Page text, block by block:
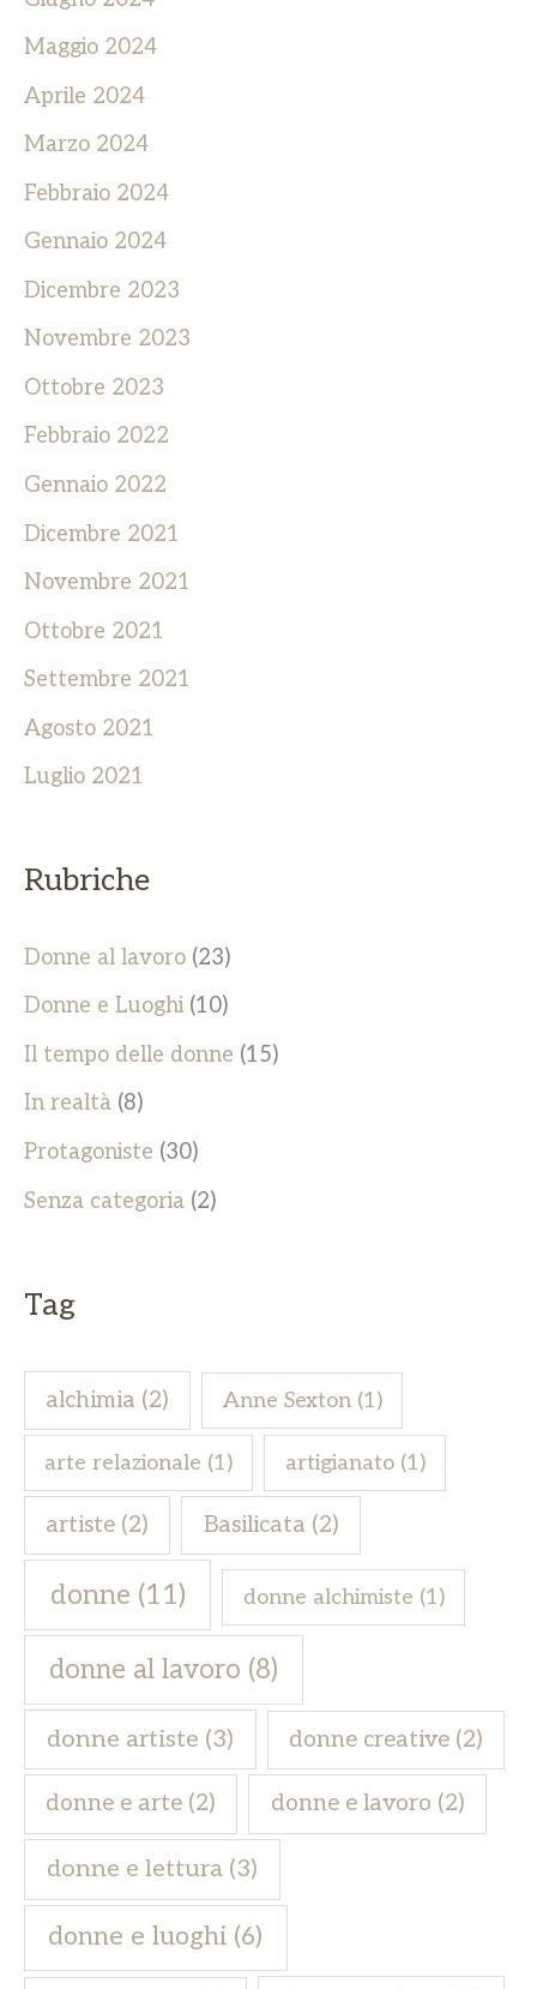
Maggio 2024
Aprile 2024
Marzo 2024
Febbraio 2024
Gennaio 2024
Dicembre 2023
Novembre 2023
Ottobre 2023
Febbraio 2022
Gennaio 2022
Dicembre 2021
Novembre 2021
Ottobre 2021
Settembre 2021
Agosto 2021
Luglio 2021
Rubriche
Donne al lavoro (23)
Donne e Luoghi (10)
Il tempo delle donne (15)
In realtà (8)
Protagoniste (30)
Senza categoria (2)
Tag
alchimia (2) Anne Sexton(1)
arte relazionale (1) artigianato(1)
artiste (2) Basilicata (2)
donne (11) donne alchimiste (1)
donne al lavoro (8)
donne artiste (3) donne creative (2)
donne e arte (2) donne e lavoro (2)
donne e lettura(3)
donne e luoghi (6)